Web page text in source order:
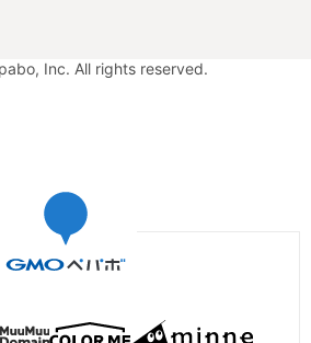
Inc. All rights reserved.